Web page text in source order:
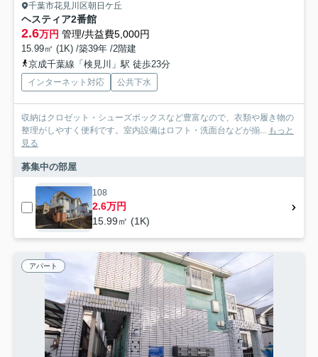
千葉市花見川区朝日ケ丘
ヘスティア2番館
2.6万円 管理/共益費5,000円
15.99㎡ (1K) /築39年 /2階建
京成千葉線「検見川」駅 徒歩23分
インターネット対応 公共下水
収納はクロゼット・シューズボックスなど豊富なので、衣類や履き物の
整理がしやすく便利です。室内設備はロフト・洗面台などが揃... もっと
見る
募集中の部屋
108
2.6万円
15.99㎡ (1K)
アパート